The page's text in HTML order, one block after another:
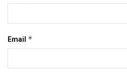
Email *